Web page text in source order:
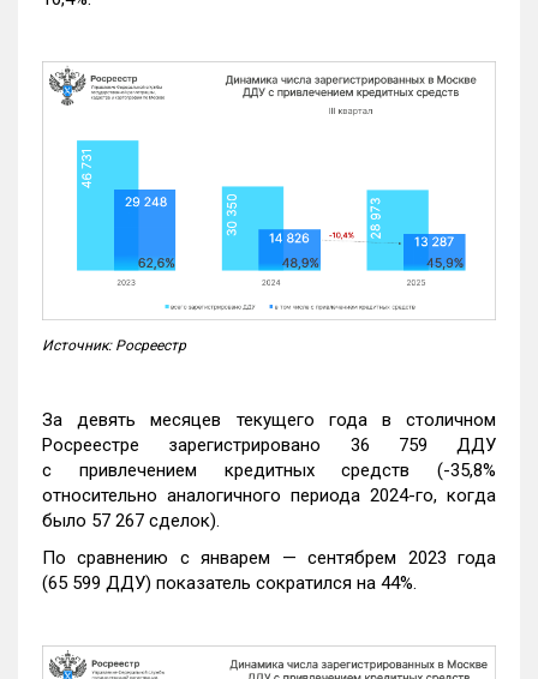
Источник: Росреестр
За девять месяцев текущего года в столичном
Росреестре зарегистрировано 36 759 ДДУ
с привлечением кредитных средств (-35,8%
относительно аналогичного периода 2024-го, когда
было 57 267 сделок).
По сравнению с январем — сентябрем 2023 года
(65 599 ДДУ) показатель сократился на 44%.